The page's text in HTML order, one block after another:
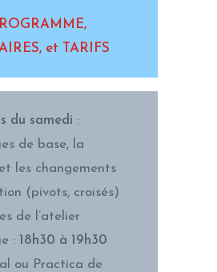
et TARIFS
du samedi :
de base, la
les changements
(pivots, croisés)
de l’atelier
: 18h30 à 19h30
ou Practica de